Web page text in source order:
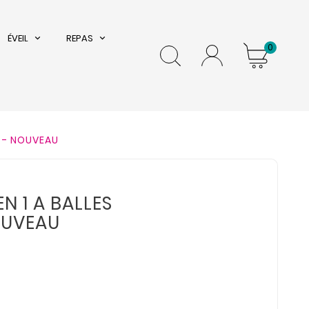
ÉVEIL REPAS
0
- NOUVEAU
1 A BALLES